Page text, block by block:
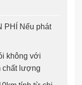
PHÍ Nếu phát
không với
chất lượng